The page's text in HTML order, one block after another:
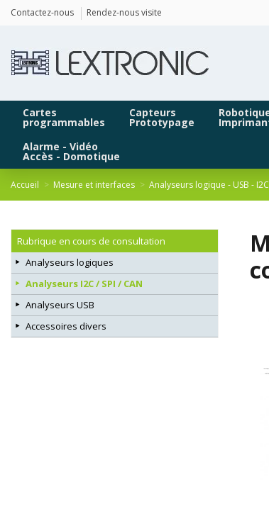
Contactez-nous Rendez-nous visite
Cartes
programmables
Capteurs
Prototypage
Alarme - Vidéo
Accès - Domotique
Accueil Mesure et interfaces Analyseurs logique - USB -
Rubrique en cours de consultation
Analyseurs logiques
Analyseurs I2C / SPI / CAN
Analyseurs USB
Accessoires divers
Panneau de gestion des cookies